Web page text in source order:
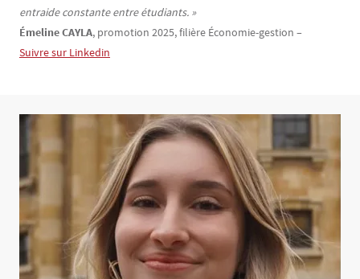
entraide constante entre étudiants. »
Émeline CAYLA, promotion 2025, filière Économie-gestion –
Suivre sur Linkedin